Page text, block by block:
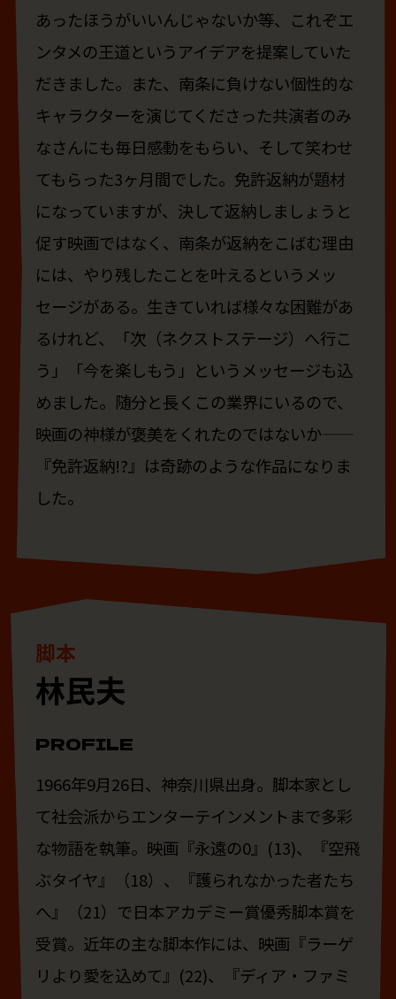
あったほうがいいんじゃないか等、これぞエ
ンタメの王道というアイデアを提案していた
だきました。また、南条に負けない個性的な
キャラクターを演じてくださった共演者のみ
なさんにも毎日感動をもらい、そして笑わせ
てもらった3ヶ月間でした。免許返納が題材
になっていますが、決して返納しましょうと
促す映画ではなく、南条が返納をこばむ理由
には、やり残したことを叶えるというメッ
セージがある。生きていれば様々な困難があ
るけれど、「次（ネクストステージ）へ行こ
う」「今を楽しもう」というメッセージも込
めました。随分と長くこの業界にいるので、
映画の神様が褒美をくれたのではないか——
『免許返納!?』は奇跡のような作品になりま
した。
脚本
林民夫
PROFILE
1966年9月26日、神奈川県出身。脚本家とし
て社会派からエンターテインメントまで多彩
な物語を執筆。映画『永遠の0』(13)、『空飛
ぶタイヤ』（18）、『護られなかった者たち
へ』（21）で日本アカデミー賞優秀脚本賞を
受賞。近年の主な脚本作には、映画『ラーゲ
リより愛を込めて』(22)、『ディア・ファミ